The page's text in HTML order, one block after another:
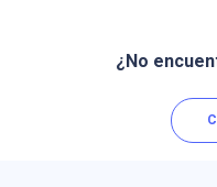
¿No